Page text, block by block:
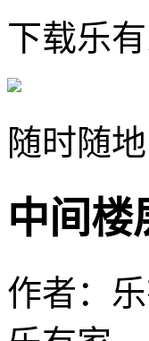
下载乐
随时随
中间楼
作者：